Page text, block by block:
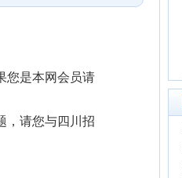
您是本网会员请
，请您与四川招